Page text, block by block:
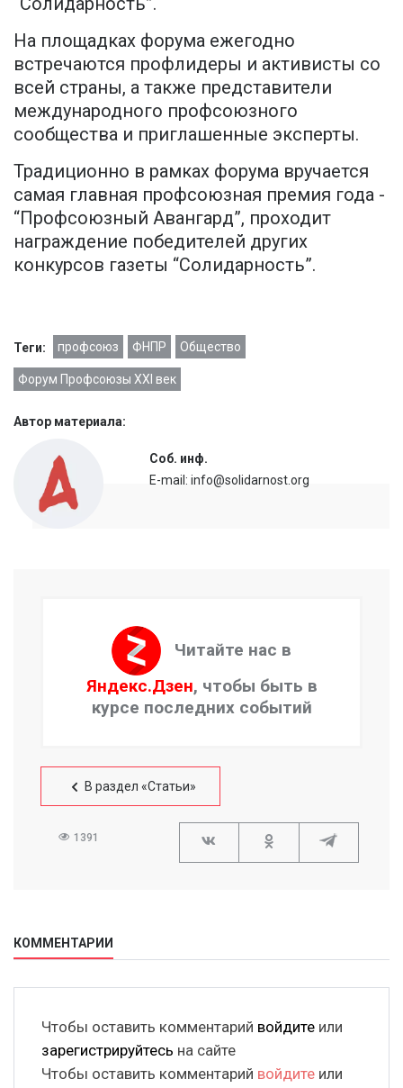
На площадках форума ежегодно
встречаются профлидеры и активисты со
всей страны, а также представители
международного профсоюзного
сообщества и приглашенные эксперты.
Традиционно в рамках форума вручается
самая главная профсоюзная премия года -
“Профсоюзный Авангард”, проходит
награждение победителей других
конкурсов газеты “Солидарность”.
Теги: профсоюз ФНПР Общество
Форум Профсоюзы XXI век
Автор материала:
Соб. инф.
E-mail: info@solidarnost.org
Читайте нас в
Яндекс.Дзен, чтобы быть в
курсе последних событий
В раздел «Статьи»
1391
КОММЕНТАРИИ
Чтобы оставить комментарий войдите или
зарегистрируйтесь на сайте
Чтобы оставить комментарий войдите или